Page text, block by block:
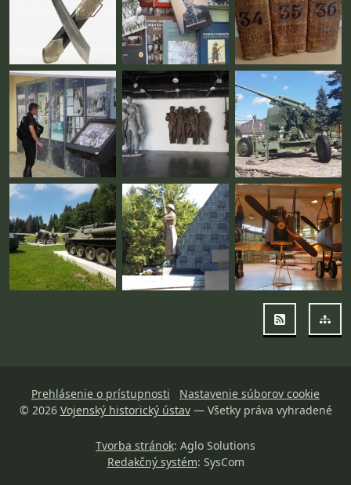
RSS
Prehlásenie o prístupnosti
Nastavenie súborov cookie
© 2026 Vojenský historický ústav— Všetky práva vyhradené
Tvorba stránok: Aglo Solutions
Redakčný systém: SysCom